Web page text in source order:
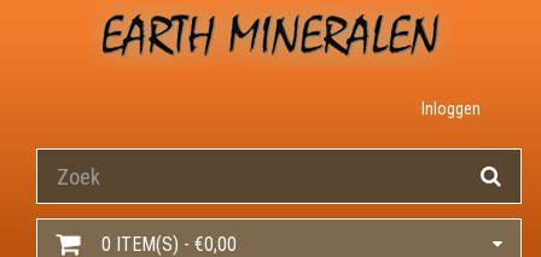
Inloggen
0 ITEM(S) - €0,00